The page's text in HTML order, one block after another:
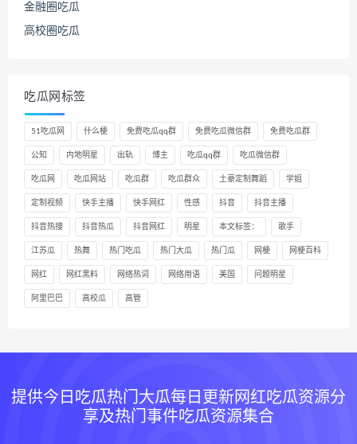
金融圈吃瓜
高校圈吃瓜
吃瓜网标签
51吃瓜网 什么梗 免费吃瓜qq群 免费吃瓜微信群 免费吃瓜群
公知 内地明星 出轨 博主 吃瓜qq群 吃瓜微信群
吃瓜网 吃瓜网站 吃瓜群 吃瓜群众 土豪定制舞蹈 学姐
定制视频 快手主播 快手网红 性感 抖音 抖音主播
抖音热搜 抖音热瓜 抖音网红 明星 本文标签： 歌手
江苏瓜 热舞 热门吃瓜 热门大瓜 热门瓜 网梗 网梗百科
网红 网红黑料 网络热词 网络用语 美国 问题明星
阿里巴巴 高校瓜 高管
提供今日吃瓜热门大瓜每日更新网红吃瓜资源分
享及热门事件吃瓜资源集合